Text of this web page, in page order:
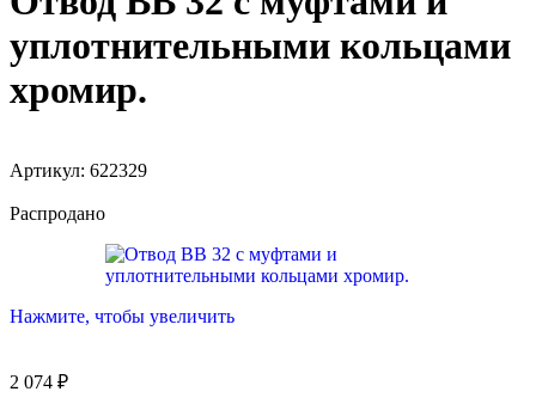
уплотнительными кольцами
хромир.
Артикул: 622329
Распродано
Нажмите, чтобы увеличить
2 074 ₽